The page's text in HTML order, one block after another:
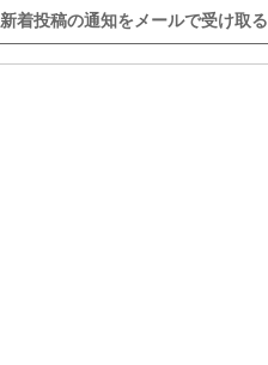
新着投稿の通知をメールで受け取る